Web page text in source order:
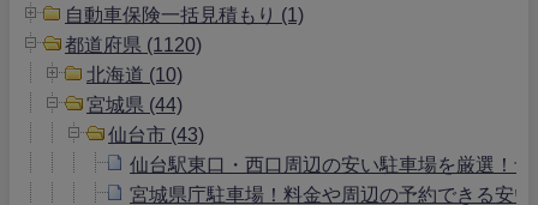
自動車保険一括見積もり (1)
都道府県 (1120)
北海道 (10)
宮城県 (44)
仙台市 (43)
仙台駅東口・西口周辺の安い駐車場を厳選！
宮城県庁駐車場！料金や周辺の予約できる安い